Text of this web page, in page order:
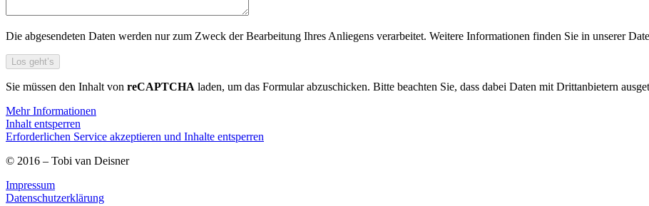
Die abgesendeten Daten werden nur zum Zweck der Bearbeitung Ihres Anliegens verarbeitet. Weitere Informationen finden Sie in unserer
Sie müssen den Inhalt von reCAPTCHA laden, um das Formular abzuschicken. Bitte beachten Sie, dass dabei Daten mit Drittanbietern
Mehr Informationen
Inhalt entsperren
Erforderlichen Service akzeptieren und Inhalte entsperren
© 2016 – Tobi van Deisner
Impressum
Datenschutzerklärung